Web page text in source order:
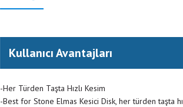
Kullanıcı Avantajları
-Her Türden Taşta Hızlı Kesim
-Best for Stone Elmas Kesici Disk, her türden taşta